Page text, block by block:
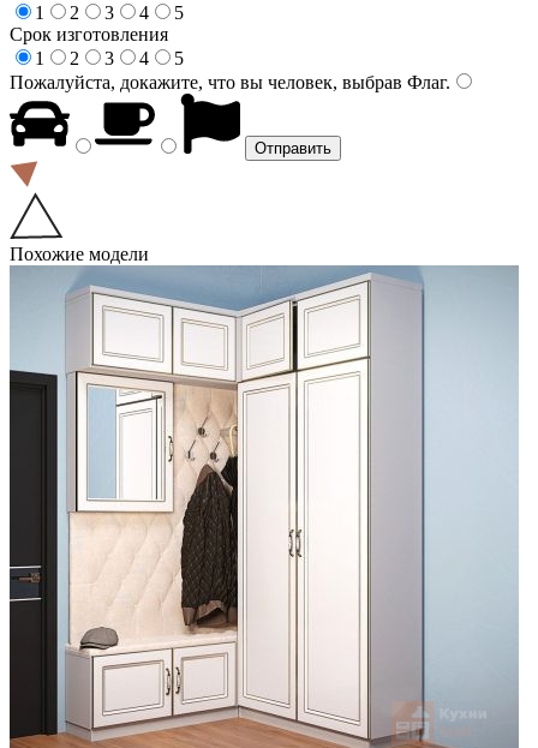
1
2 3 4
5
Срок изготовления
1
2 3 4
5
Пожалуйста, докажите, что вы человек, выбрав Флаг.
Похожие модели